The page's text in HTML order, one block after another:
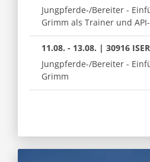
Jungpferde-/Bereiter -
Grimm als Trainer und
11.08. - 13.08. | 30916
Jungpferde-/Bereiter -
Grimm